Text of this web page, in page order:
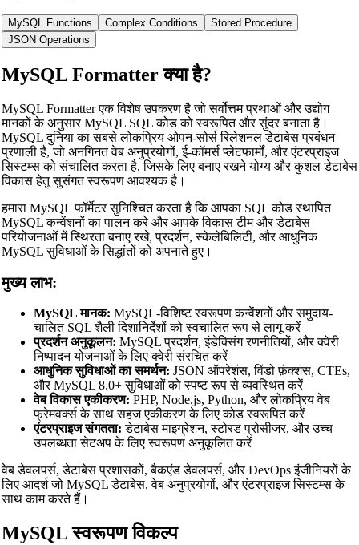
MySQL Functions Complex Conditions
Stored Procedure
JSON Operations
MySQL Formatter क्या है?
MySQL Formatter एक विशेष उपकरण है जो सर्वोत्तम प्रथाओं और उद्योग
मानकों के अनुसार MySQL SQL कोड को स्वरूपित और सुंदर बनाता है।
MySQL दुनिया का सबसे लोकप्रिय ओपन-सोर्स रिलेशनल डेटाबेस प्रबंधन
प्रणाली है, जो अनगिनत वेब अनुप्रयोगों, ई-कॉमर्स प्लेटफार्मों, और एंटरप्राइज
सिस्टम्स को संचालित करता है, जिसके लिए बनाए रखने योग्य और कुशल डेटाबेस
विकास हेतु सुसंगत स्वरूपण आवश्यक है।
हमारा MySQL फॉर्मेटर सुनिश्चित करता है कि आपका SQL कोड स्थापित
MySQL कन्वेंशनों का पालन करे और आपके विकास टीम और डेटाबेस
परियोजनाओं में स्थिरता बनाए रखे, प्रदर्शन, स्केलेबिलिटी, और आधुनिक
MySQL सुविधाओं के सिद्धांतों को अपनाते हुए।
मुख्य लाभ:
MySQL मानक: MySQL-विशिष्ट स्वरूपण कन्वेंशनों और समुदाय-
चालित SQL शैली दिशानिर्देशों को स्वचालित रूप से लागू करें
प्रदर्शन अनुकूलन: MySQL प्रदर्शन, इंडेक्सिंग रणनीतियों, और क्वेरी
निष्पादन योजनाओं के लिए क्वेरी संरचित करें
आधुनिक सुविधाओं का समर्थन: JSON ऑपरेशंस, विंडो फ़ंक्शंस, CTEs,
और MySQL 8.0+ सुविधाओं को स्पष्ट रूप से व्यवस्थित करें
वेब विकास एकीकरण: PHP, Node.js, Python, और लोकप्रिय वेब
फ्रेमवर्क्स के साथ सहज एकीकरण के लिए कोड स्वरूपित करें
एंटरप्राइज संगतता: डेटाबेस माइग्रेशन, स्टोरड प्रोसीजर, और उच्च
उपलब्धता सेटअप के लिए स्वरूपण अनुकूलित करें
वेब डेवलपर्स, डेटाबेस प्रशासकों, बैकएंड डेवलपर्स, और DevOps इंजीनियरों के
लिए आदर्श जो MySQL डेटाबेस, वेब अनुप्रयोगों, और एंटरप्राइज सिस्टम्स के
साथ काम करते हैं।
MySQL स्वरूपण विकल्प